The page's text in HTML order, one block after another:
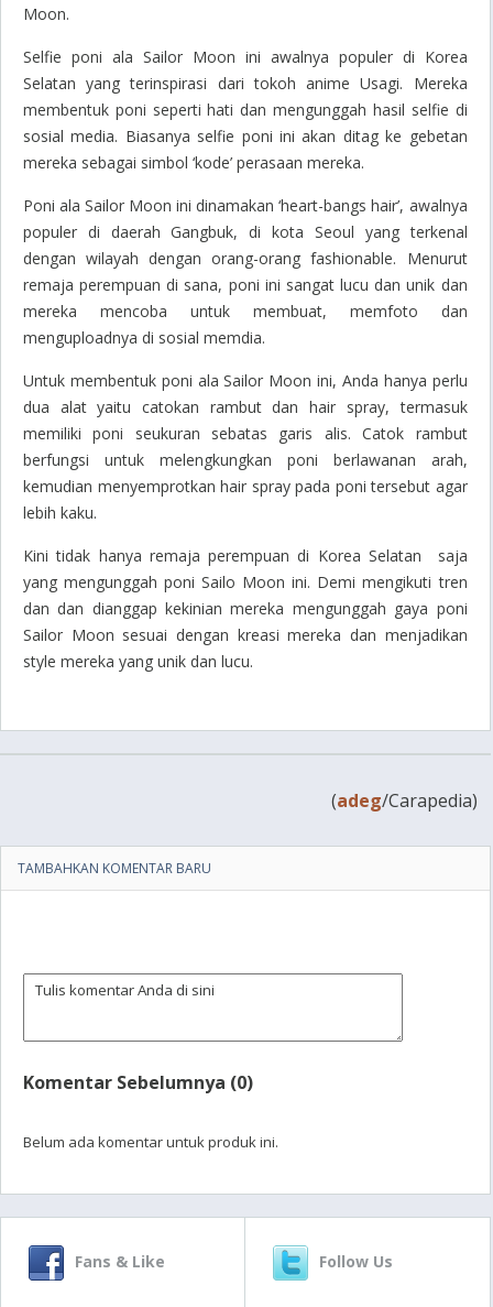
Moon.
Selfie poni ala Sailor Moon ini awalnya populer di Korea
Selatan yang terinspirasi dari tokoh anime Usagi. Mereka
membentuk poni seperti hati dan mengunggah hasil selfie di
sosial media. Biasanya selfie poni ini akan ditag ke gebetan
mereka sebagai simbol ‘kode’ perasaan mereka.
Poni ala Sailor Moon ini dinamakan ‘heart-bangs hair’, awalnya
populer di daerah Gangbuk, di kota Seoul yang terkenal
dengan wilayah dengan orang-orang fashionable. Menurut
remaja perempuan di sana, poni ini sangat lucu dan unik dan
mereka mencoba untuk membuat, memfoto dan
menguploadnya di sosial memdia.
Untuk membentuk poni ala Sailor Moon ini, Anda hanya perlu
dua alat yaitu catokan rambut danhair spray, termasuk
memiliki poni seukuran sebatas garis alis. Catok rambut
berfungsi untuk melengkungkan poni berlawanan arah,
kemudian menyemprotkanhair spraypada poni tersebut agar
lebih kaku.
Kini tidak hanya remaja perempuan di Korea Selatan saja
yang mengunggah poni Sailo Moon ini. Demi mengikuti tren
dan dan dianggap kekinian mereka mengunggah gaya poni
Sailor Moon sesuai dengan kreasi mereka dan menjadikan
style mereka yang unik dan lucu.
(adeg/Carapedia)
TAMBAHKAN KOMENTAR BARU
Komentar Sebelumnya (0)
Belum ada komentar untuk produk ini.
Fans & Like Follow Us